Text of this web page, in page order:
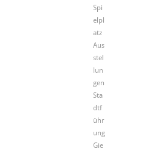
Spi
elpl
atz
Aus
stel
lun
gen
Sta
dtf
ühr
ung
Gie